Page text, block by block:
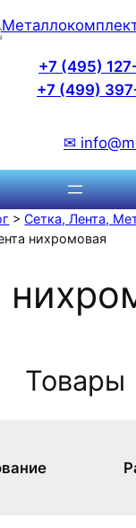
+7 (495)
+7 (499)
✉
>Сетка, Лента,
нихромовая
Товары